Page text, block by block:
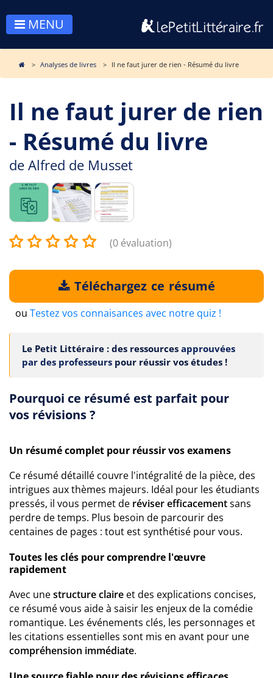
MENU
Analyses de livres Il ne faut jurer de rien - Résumé du livre
Il ne faut jurer de rien
- Résumé du livre
de Alfred de Musset
(0 évaluation)
Téléchargez ce résumé
ou Testez vos connaisances avec notre quiz !
Le Petit Littéraire : des ressources approuvées
par des professeurs pour réussir vos études !
Pourquoi ce résumé est parfait pour
vos révisions ?
Un résumé complet pour réussir vos examens
Ce résumé détaillé couvre l'intégralité de la pièce, des
intrigues aux thèmes majeurs. Idéal pour les étudiants
pressés, il vous permet de réviser efficacementsans
perdre de temps. Plus besoin de parcourir des
centaines de pages : tout est synthétisé pour vous.
Toutes les clés pour comprendre l'œuvre
rapidement
Avec unestructure claire et des explications concises,
ce résumé vous aide à saisir les enjeux de la comédie
romantique. Les événements clés, les personnages et
les citations essentielles sont mis en avant pour une
compréhension immédiate.